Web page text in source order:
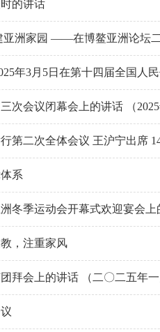
的讲话
年3月5日在第十四届全国人
次会议闭幕会上的讲话 （
第二次全体会议 王沪宁出席
系
冬季运动会开幕式欢迎宴会
，注重家风
拜会上的讲话 （二〇二五年